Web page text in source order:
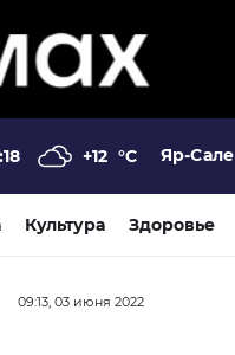
+12 °C Яр-Сале
Культура Здоровье
09:13, 03 июня 2022